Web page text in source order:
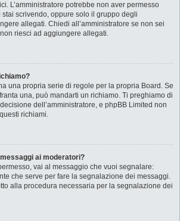
L’amministratore potrebbe non aver permesso
scrivendo, oppure solo il gruppo degli
allegati. Chiedi all’amministratore se non sei
riesci ad aggiungere allegati.
una propria serie di regole per la propria Board. Se
una, può mandarti un richiamo. Ti preghiamo di
dell’amministratore, e phpBB Limited non
richiami.
ai moderatori?
vai al messaggio che vuoi segnalare:
che serve per fare la segnalazione dei messaggi.
alla procedura necessaria per la segnalazione dei